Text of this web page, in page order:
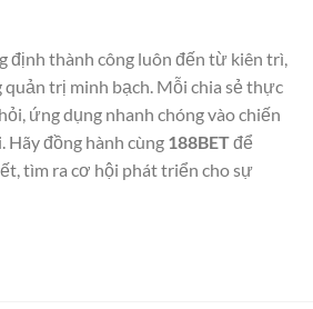
định thành công luôn đến từ kiên trì,
trị minh bạch. Mỗi chia sẻ thực
ứng dụng nhanh chóng vào chiến
đồng hành cùng 188BETđể
tìm ra cơ hội phát triển cho sự